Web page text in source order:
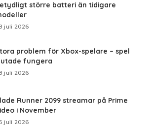
större batteri än tidigare
juli 2026
problem för Xbox-spelare – spel
fungera
juli 2026
Runner 2099 streamar på Prime
i November
juli 2026